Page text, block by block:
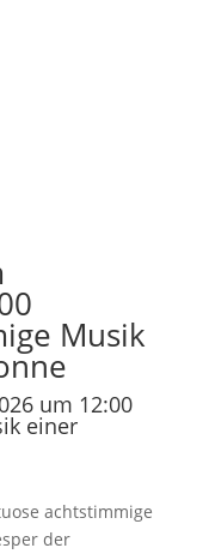
Musik
um 12:00
einer
achtstimmige
der